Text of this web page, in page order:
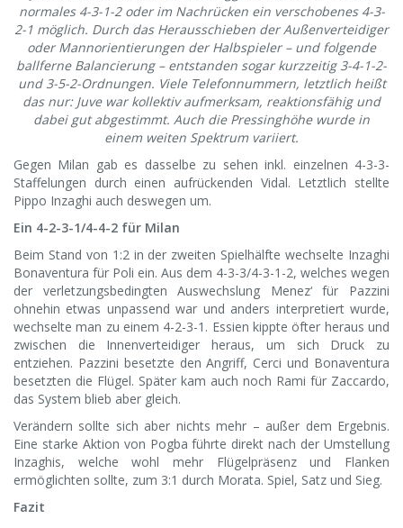
normales 4-3-1-2 oder im Nachrücken ein verschobenes 4-3-
2-1 möglich. Durch das Herausschieben der Außenverteidiger
oder Mannorientierungen der Halbspieler – und folgende
ballferne Balancierung – entstanden sogar kurzzeitig 3-4-1-2-
und 3-5-2-Ordnungen. Viele Telefonnummern, letztlich heißt
das nur: Juve war kollektiv aufmerksam, reaktionsfähig und
dabei gut abgestimmt. Auch die Pressinghöhe wurde in
einem weiten Spektrum variiert.
Gegen Milan gab es dasselbe zu sehen inkl. einzelnen 4-3-3-
Staffelungen durch einen aufrückenden Vidal. Letztlich stellte
Pippo Inzaghi auch deswegen um.
Ein 4-2-3-1/4-4-2 für Milan
Beim Stand von 1:2 in der zweiten Spielhälfte wechselte Inzaghi
Bonaventura für Poli ein. Aus dem 4-3-3/4-3-1-2, welches wegen
der verletzungsbedingten Auswechslung Menez‘ für Pazzini
ohnehin etwas unpassend war und anders interpretiert wurde,
wechselte man zu einem 4-2-3-1. Essien kippte öfter heraus und
zwischen die Innenverteidiger heraus, um sich Druck zu
entziehen. Pazzini besetzte den Angriff, Cerci und Bonaventura
besetzten die Flügel. Später kam auch noch Rami für Zaccardo,
das System blieb aber gleich.
Verändern sollte sich aber nichts mehr – außer dem Ergebnis.
Eine starke Aktion von Pogba führte direkt nach der Umstellung
Inzaghis, welche wohl mehr Flügelpräsenz und Flanken
ermöglichten sollte, zum 3:1 durch Morata. Spiel, Satz und Sieg.
Fazit